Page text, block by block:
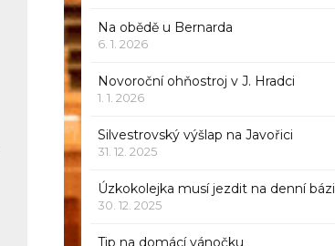
Na obědě u Bernarda
6. 1. 2026
Novoroční ohňostroj v J. Hradci
1. 1. 2026
Silvestrovský výšlap na Javořici
31. 12. 2025
Úzkokolejka musí jezdit na denní bázi
30. 12. 2025
Tip na domácí vánočku